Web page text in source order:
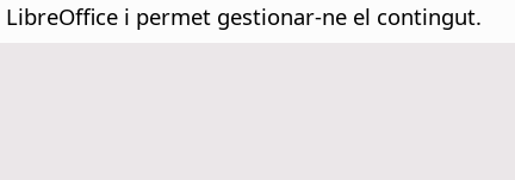
LibreOffice i permet gestionar-ne el contingut.